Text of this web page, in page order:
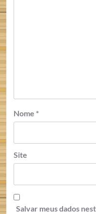
Nome *
Site
Salvar meus dados